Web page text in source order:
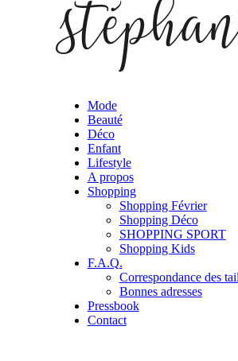
Mode
Beauté
Déco
Enfant
Lifestyle
A propos
Shopping
Shopping Février
Shopping Déco
SHOPPING SPORT
Shopping Kids
F.A.Q.
Correspondance des
Bonnes adresses
Pressbook
Contact